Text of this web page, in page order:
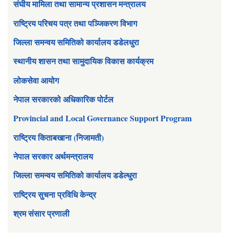
संघीय मामिला तथा सामान्य प्रशासन मन्त्रालय
राष्ट्रिय परिचय पत्र तथा पञ्जिकरण विभाग
जिल्ला समन्वय समितिको कार्यालय डडेलधुरा
स्थानीय शासन तथा सामुदायिक विकास कार्यक्रम
लोकसेवा आयोग
नेपाल सरकारको अधिकारिक पोर्टल
Provincial and Local Governance Support Program
राष्ट्रिय किताबखाना (निजामती)
नेपाल सरकार अर्थमन्त्रालय
जिल्ला समन्वय समितिको कार्यालय डडेल्धुरा
राष्ट्रिय सुचना प्रविधि केन्द्र
श्रम संसार प्रणाली